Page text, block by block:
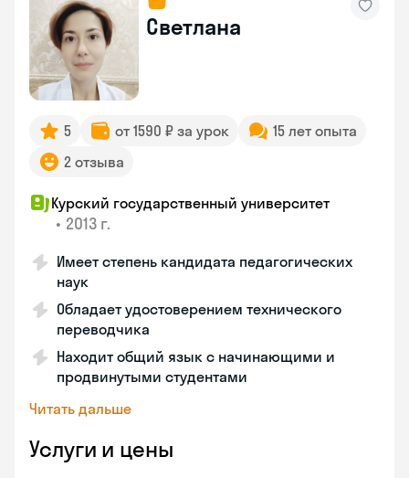
Светлана
5 от 1590 ₽ за урок
15 лет опыта
2 отзыва
Курский государственный университет
• 2013 г.
Имеет степень кандидата педагогических
наук
Обладает удостоверением технического
переводчика
Находит общий язык с начинающими и
продвинутыми студентами
Читать дальше
Услуги и цены